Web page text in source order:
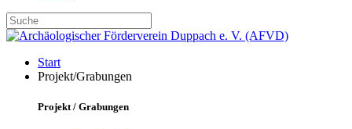
Start
Projekt/Grabungen
Projekt / Grabungen